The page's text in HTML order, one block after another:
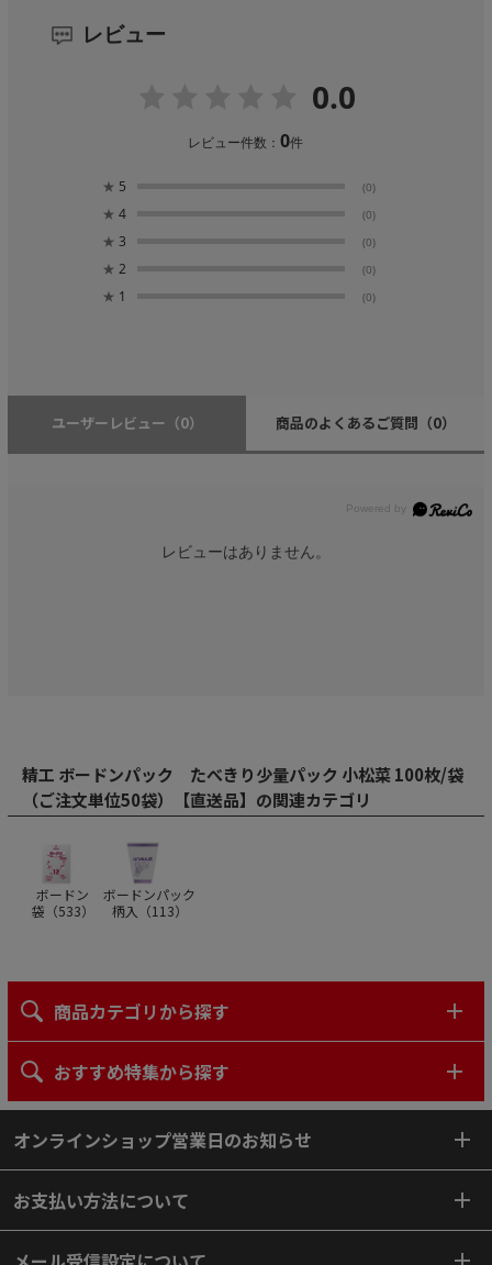
レビュー
0.0
レビュー件数：0件
★ 5 (0)
★ 4 (0)
★ 3 (0)
★ 2 (0)
★ 1 (0)
ユーザーレビュー （0） 商品のよくあるご質問 （0）
レビューはありません。
精工 ボードンパック たべきり少量パック 小松菜 100枚/袋
（ご注文単位50袋）【直送品】の関連カテゴリ
ボードン
袋（533）
ボードンパック
柄入（113）
商品カテゴリから探す
おすすめ特集から探す
オンラインショップ営業日のお知らせ
お支払い方法について